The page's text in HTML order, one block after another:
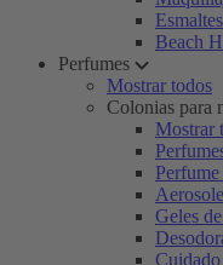
Beach
Perfumes
Mostrar todos
Colonias para
Mostrar
Geles